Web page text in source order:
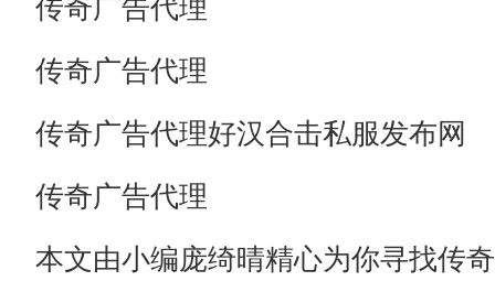
传奇广告代理
传奇广告代理
传奇广告代理好汉合击私服发布网
传奇广告代理
本文由小编庞绮晴精心为你寻找传